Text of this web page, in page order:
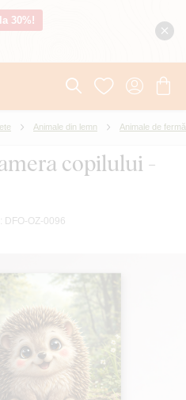
30%!
Animale din lemn Animale de fermă
copilului -
DFO-OZ-0096